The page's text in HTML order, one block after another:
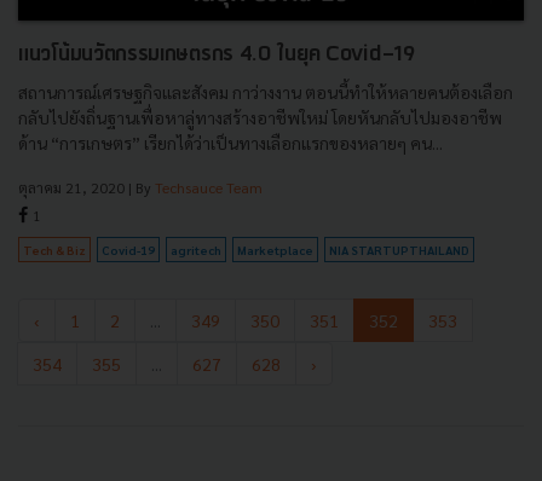
แนวโน้มนวัตกรรมเกษตรกร 4.0 ในยุค Covid-19
สถานการณ์เศรษฐกิจและสังคม กาว่างงาน ตอนนี้ทำให้หลายคนต้องเลือก
กลับไปยังถิ่นฐานเพื่อหาลู่ทางสร้างอาชีพใหม่ โดยหันกลับไปมองอาชีพ
ด้าน “การเกษตร” เรียกได้ว่าเป็นทางเลือกแรกของหลายๆ คน...
ตุลาคม 21, 2020 | By Techsauce Team
1
Tech & Biz Covid-19 agritech Marketplace NIA STARTUPTHAILAND
‹ 1 2 349 350 351 352
353
354
355 627 628 ›